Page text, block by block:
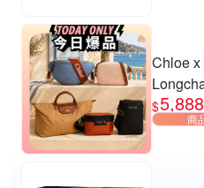
Chloe x
款均一
$5,888
商